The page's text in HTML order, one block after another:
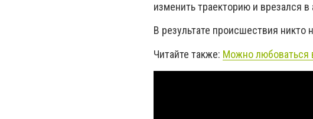
изменить траекторию и врезался
В результате происшествия никто
Читайте также: Можно любоваться